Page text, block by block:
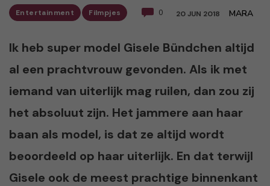
Entertainment Filmpjes 0 20 JUN 2018 MARA
Ik heb super model Gisele Bündchen altijd
al een prachtvrouw gevonden. Als ik met
iemand van uiterlijk mag ruilen, dan zou zij
het absoluut zijn. Het jammere aan haar
baan als model, is dat ze altijd wordt
beoordeeld op haar uiterlijk. En dat terwijl
Gisele ook de meest prachtige binnenkant